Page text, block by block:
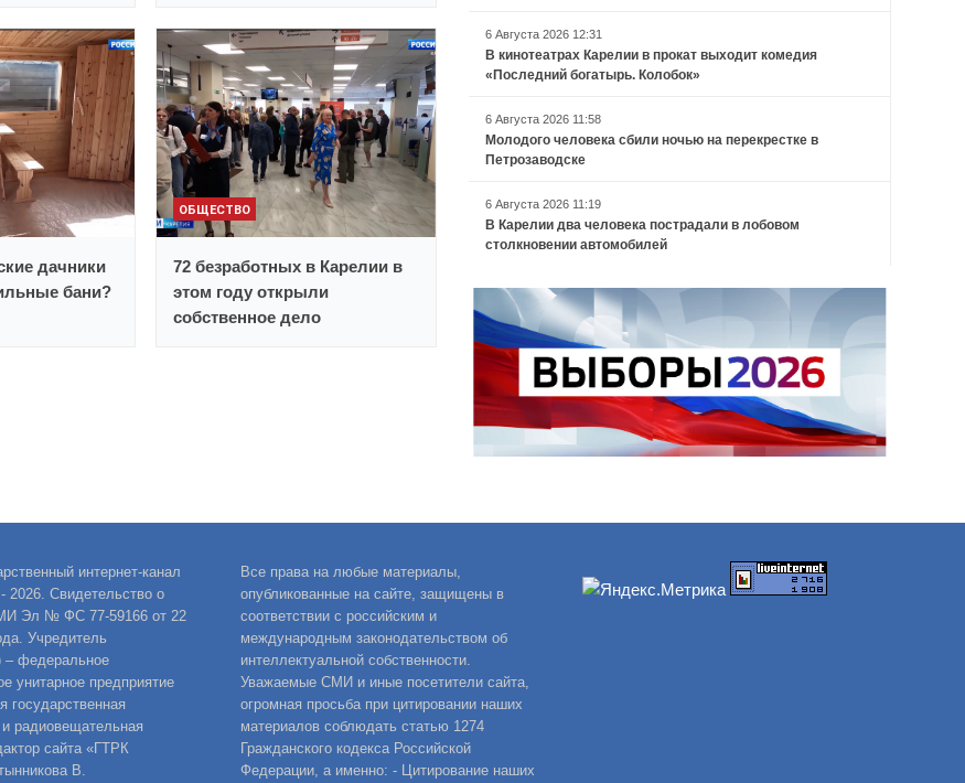
дачники
бани?
ОБЩЕСТВО
72 безработных в Карелии в
этом году открыли
собственное дело
6 Августа 2026 12:31
В кинотеатрах Карелии в прокат выходит комедия
«Последний богатырь. Колобок»
6 Августа 2026 11:58
Молодого человека сбили ночью на перекрестке в
Петрозаводске
6 Августа 2026 11:19
В Карелии два человека пострадали в лобовом
столкновении автомобилей
интернет-канал
2026. Свидетельство о
Эл № ФС 77-59166 от 22
Учредитель
– федеральное
унитарное предприятие
государственная
радиовещательная
сайта «ГТРК
В.
Все права на любые материалы,
опубликованные на сайте, защищены в
соответствии с российским и
международным законодательством об
интеллектуальной собственности.
Уважаемые СМИ и иные посетители сайта,
огромная просьба при цитировании наших
материалов соблюдать статью 1274
Гражданского кодекса Российской
Федерации, а именно: - Цитирование наших